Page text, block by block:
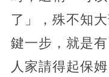
了」，殊不知
鍵一步，就是
人家請得起保